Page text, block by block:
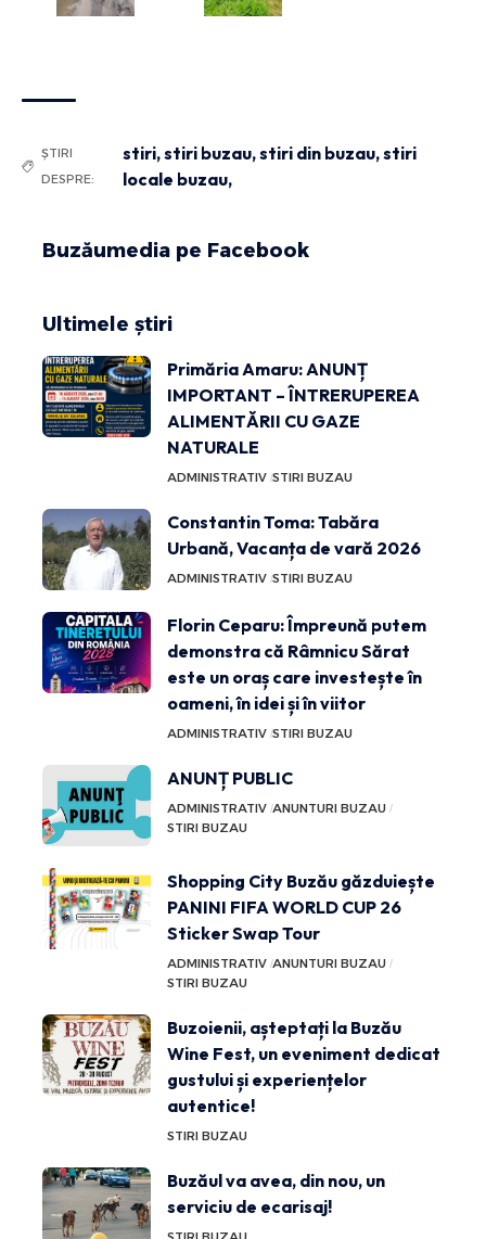
ȘTIRI
DESPRE:
stiri,stiri buzau,stiri din buzau,stiri
locale buzau,
Buzăumedia pe Facebook
Ultimele știri
Primăria Amaru: ANUNȚ
IMPORTANT – ÎNTRERUPEREA
ALIMENTĂRII CU GAZE
NATURALE
ADMINISTRATIV STIRI BUZAU
Constantin Toma: Tabăra
Urbană, Vacanța de vară 2026
ADMINISTRATIV STIRI BUZAU
Florin Ceparu: Împreună putem
demonstra că Râmnicu Sărat
este un oraș care investește în
oameni, în idei și în viitor
ADMINISTRATIV STIRI BUZAU
ANUNȚ PUBLIC
ADMINISTRATIV ANUNTURI BUZAU
STIRI BUZAU
Shopping City Buzău găzduiește
PANINI FIFA WORLD CUP 26
Sticker Swap Tour
ADMINISTRATIV ANUNTURI BUZAU
STIRI BUZAU
Buzoienii, așteptați la Buzău
Wine Fest, un eveniment dedicat
gustului și experiențelor
autentice!
STIRI BUZAU
Buzăul va avea, din nou, un
serviciu de ecarisaj!